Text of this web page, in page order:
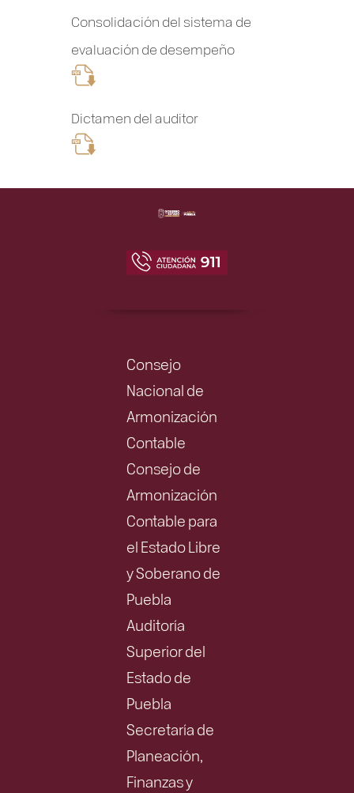
Consolidación del sistema de
evaluación de desempeño
Dictamen del auditor
Consejo
Nacional de
Armonización
Contable
Consejo de
Armonización
Contable para
el Estado Libre
y Soberano de
Puebla
Auditoría
Superior del
Estado de
Puebla
Secretaría de
Planeación,
Finanzas y